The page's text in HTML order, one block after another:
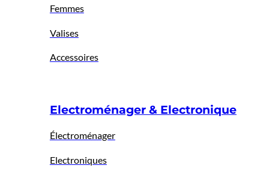
Femmes
Valises
Accessoires
Electroménager & Electronique
Électroménager
Electroniques